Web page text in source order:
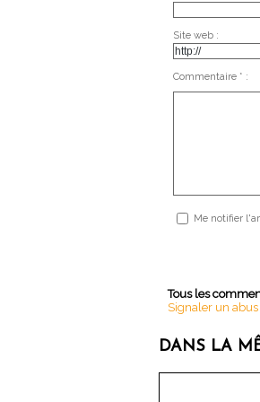
Site web :
Commentaire * :
Me notifier
Tous les
Signaler un abus
DANS LA